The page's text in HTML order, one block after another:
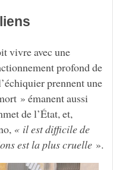
vivre avec une
profond de
prennent une
» émanent aussi
de l’État, et,
« il est difficile de
est la plus cruelle».